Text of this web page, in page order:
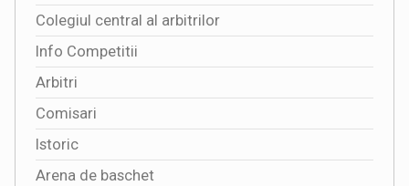
Colegiul central al arbitrilor
Info Competitii
Arbitri
Comisari
Istoric
Arena de baschet